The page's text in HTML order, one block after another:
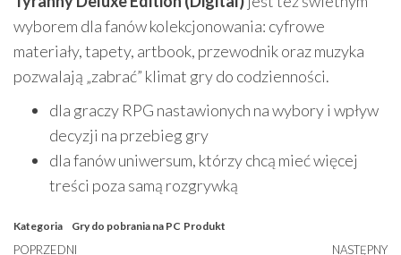
wyborem dla fanów kolekcjonowania: cyfrowe
materiały, tapety, artbook, przewodnik oraz muzyka
pozwalają „zabrać” klimat gry do codzienności.
dla graczy RPG nastawionych na wybory i wpływ
decyzji na przebieg gry
dla fanów uniwersum, którzy chcą mieć więcej
treści poza samą rozgrywką
Kategoria Gry do pobrania na PC Produkt
POPRZEDNI NASTĘPNY